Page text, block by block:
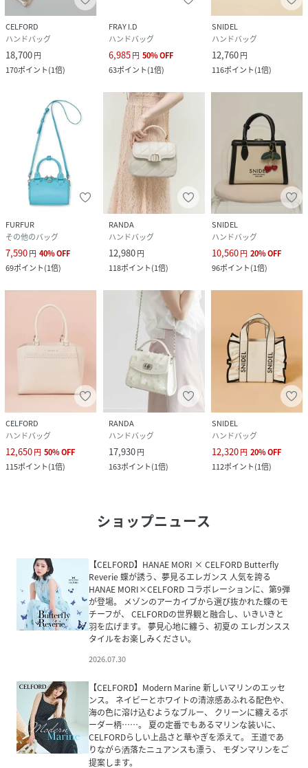
CELFORD
ハンドバッグ
18,700円
170ポイント(1倍)
FRAY I.D
ハンドバッグ
6,985円 50%OFF
63ポイント(1倍)
SNIDEL
ハンドバッグ
12,760円
116ポイント(1倍)
FURFUR
その他のバッグ
7,590円 40%OFF
69ポイント(1倍)
RANDA
ハンドバッグ
12,980円
118ポイント(1倍)
SNIDEL
ハンドバッグ
10,560円 20%OFF
96ポイント(1倍)
CELFORD
ハンドバッグ
12,650円 50%OFF
115ポイント(1倍)
RANDA
ハンドバッグ
17,930円
163ポイント(1倍)
SNIDEL
ハンドバッグ
12,320円 20%OFF
112ポイント(1倍)
ショップニュース
【CELFORD】HANAE MORI × CELFORD Butterfly
Reverie 蝶が誘う、夢見るエレガンス 人気を誇る
HANAE MORI×CELFORD コラボレーションに、第9弾
が登場。 メゾンのアーカイブから選び抜かれた蝶のモ
チーフが、 CELFORDの世界観と融合し、いきいきと
羽を広げます。 夢見心地に纏う、初夏の エレガンスス
タイルをお楽しみください。
2026.07.30
【CELFORD】Modern Marine 新しいマリンのエッセ
ンス。 ネイビーとホワイトの清涼感あふれる配色や、
海の色に溶け込むようなブルー、 クリーンに纏えるボ
ーダー柄……。 夏の定番でもあるマリンな装いに、
CELFORDらしい上品さと華やぎを添えて。 王道であ
りながら洒落たニュアンスも漂う、 モダンマリンをご
提案します。